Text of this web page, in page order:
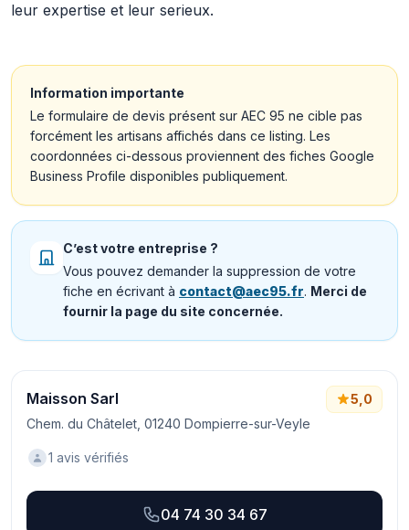
leur expertise et leur serieux.
Information importante
Le formulaire de devis présent sur AEC 95 ne cible pas
forcément les artisans affichés dans ce listing. Les
coordonnées ci-dessous proviennent des fiches Google
Business Profile disponibles publiquement.
C’est votre entreprise ?
Vous pouvez demander la suppression de votre
fiche en écrivant à contact@aec95.fr. Merci de
fournir la page du site concernée.
Maisson Sarl
Chem. du Châtelet, 01240 Dompierre-sur-Veyle
5,0
1 avis vérifiés
04 74 30 34 67